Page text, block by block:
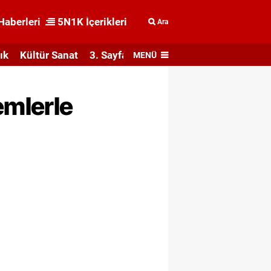
5N1K İçerikleri Ara
Kültür Sanat 3. Sayfa MENÜ